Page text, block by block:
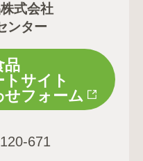
式会社
ンター
品
トサイト
せフォーム
671